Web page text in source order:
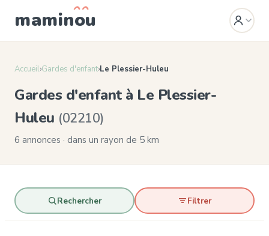
maminou
Accueil›Gardes d'enfant›Le Plessier-Huleu
Gardes d'enfant à Le Plessier-
Huleu (02210)
6 annonces · dans un rayon de 5 km
Rechercher Filtrer